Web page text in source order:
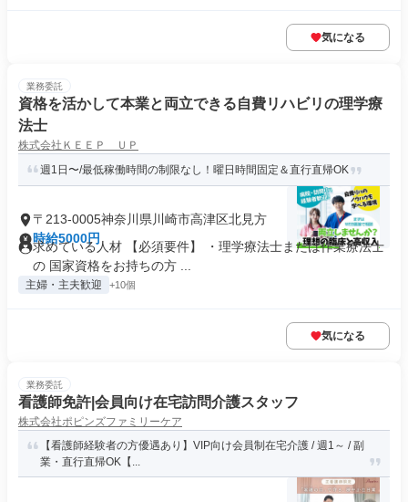
気になる
業務委託
資格を活かして本業と両立できる自費リハビリの理学療
法士
株式会社ＫＥＥＰ ＵＰ
週1日〜/最低稼働時間の制限なし！曜日時間固定＆直行直帰OK
〒213-0005神奈川県川崎市高津区北見方
時給5000円
求めている人材 【必須要件】 ・理学療法士または作業療法士
の 国家資格をお持ちの方 ...
主婦・主夫歓迎 +10個
気になる
業務委託
看護師免許|会員向け在宅訪問介護スタッフ
株式会社ポピンズファミリーケア
【看護師経験者の方優遇あり】VIP向け会員制在宅介護 / 週1～ / 副
業・直行直帰OK【...